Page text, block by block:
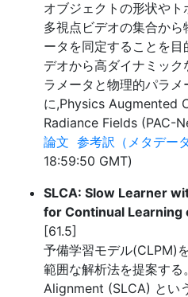
オブジェクトの形状や
多視点ビデオの集合か
ータを同定することを
デオから高ダイナミッ
ラメータと物理的パラ
に,Physics Augmented
Radiance Fields (PAC-
論文 参考訳（メタデータ
18:59:50 GMT)
SLCA: Slow Learner
for Continual Learning
[61.5]
予備学習モデル(CLPM)
範囲な解析法を提案す
Alignment (SLCA) とい